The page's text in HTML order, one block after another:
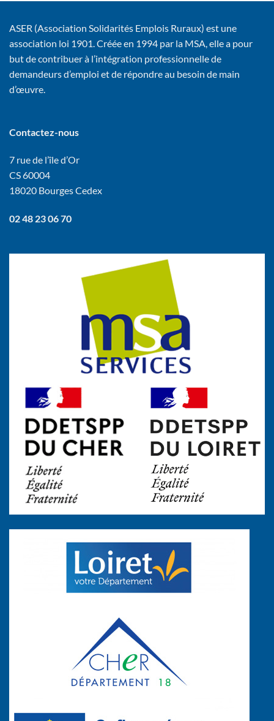
ASER (Association Solidarités Emplois Ruraux) est une
association loi 1901. Créée en 1994 par la MSA, elle a pour
but de contribuer à l’intégration professionnelle de
demandeurs d’emploi et de répondre au besoin de main
d’œuvre.
Contactez-nous
7 rue de l’île d’Or
CS 60004
18020 Bourges Cedex
02 48 23 06 70